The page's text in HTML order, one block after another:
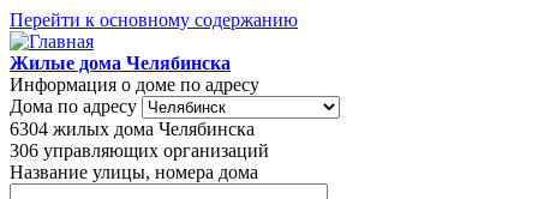
Перейти к основному содержанию
Жилые дома Челябинска
Информация о доме по адресу
Дома по адресу
6304 жилых дома Челябинска
306 управляющих организаций
Название улицы, номера дома